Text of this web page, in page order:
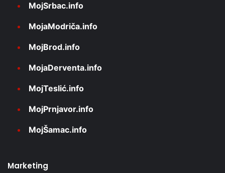
MojSrbac.info
MojaModriča.info
MojBrod.info
MojaDerventa.info
MojTeslić.info
MojPrnjavor.info
MojŠamac.info
Marketing